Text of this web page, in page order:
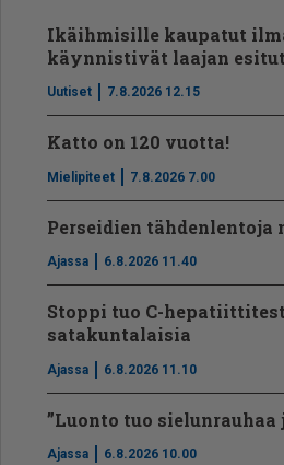
Ikäihmisille kaupatut
käynnistivät laajan
Uutiset 7.8.2026 12.15
Katto on 120 vuotta!
Mielipiteet 7.8.2026 7.00
Perseidien tähdenlentoja
Ajassa 6.8.2026 11.40
Stoppi tuo C-
satakuntalaisia
Ajassa 6.8.2026 11.10
”Luonto tuo
Ajassa 6.8.2026 10.00